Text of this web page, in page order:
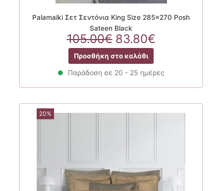
Palamaiki Σετ Σεντόνια King Size 285×270 Posh
Sateen Black
105.00€ Original
price
was:
105.00€.
83.80€Η
είναι:
Προσθήκη στο καλάθι
Παράδοση σε 20 - 25 ημέρες
20%